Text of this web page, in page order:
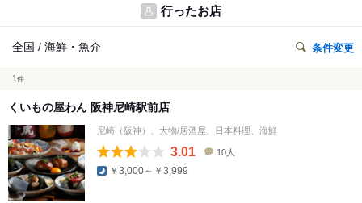
行ったお店
全国 / 海鮮・魚介 条件変更
1 件
くいもの屋わん 阪神尼崎駅前店
尼崎（阪神）、大物/居酒屋、日本料理、海鮮
3.01 10人
￥3,000～￥3,999